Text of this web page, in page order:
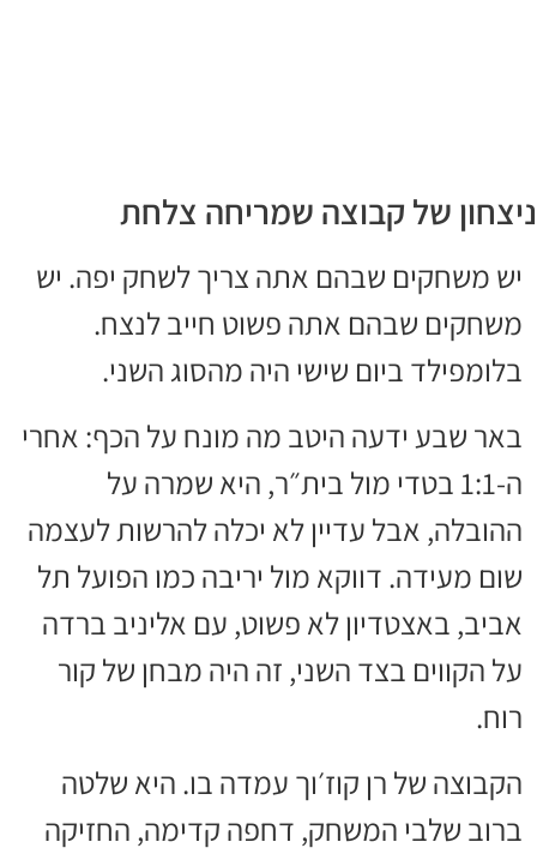
ניצחון של קבוצה שמריחה צלחת
יש משחקים שבהם אתה צריך לשחק יפה. יש
משחקים שבהם אתה פשוט חייב לנצח.
בלומפילד ביום שישי היה מהסוג השני.
באר שבע ידעה היטב מה מונח על הכף: אחרי
ה-1:1 בטדי מול בית״ר, היא שמרה על
ההובלה, אבל עדיין לא יכלה להרשות לעצמה
שום מעידה. דווקא מול יריבה כמו הפועל תל
אביב, באצטדיון לא פשוט, עם אליניב ברדה
על הקווים בצד השני, זה היה מבחן של קור
רוח.
הקבוצה של רן קוז׳וך עמדה בו. היא שלטה
ברוב שלבי המשחק, דחפה קדימה, החזיקה